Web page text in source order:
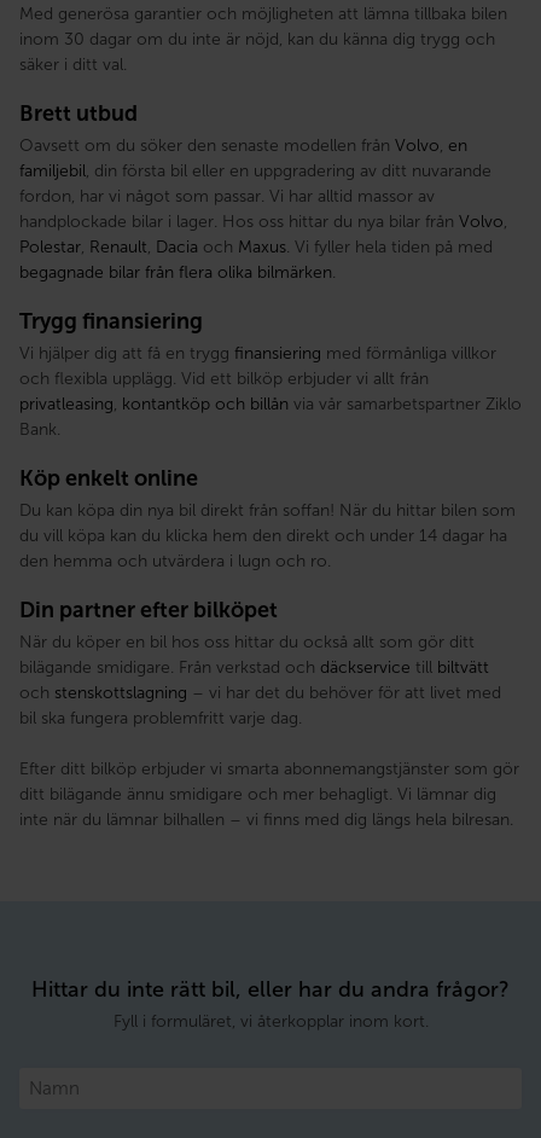
Med generösa garantier och möjligheten att lämna tillbaka bilen
inom 30 dagar om du inte är nöjd, kan du känna dig trygg och
säker i ditt val.
Brett utbud
Oavsett om du söker den senaste modellen från Volvo, en
familjebil, din första bil eller en uppgradering av ditt nuvarande
fordon, har vi något som passar. Vi har alltid massor av
handplockade bilar i lager. Hos oss hittar du nya bilar från Volvo,
Polestar, Renault, Dacia och Maxus. Vi fyller hela tiden på med
begagnade bilar från flera olika bilmärken.
Trygg finansiering
Vi hjälper dig att få en trygg finansiering med förmånliga villkor
och flexibla upplägg. Vid ett bilköp erbjuder vi allt från
privatleasing, kontantköp och billån via vår samarbetspartner Ziklo
Bank.
Köp enkelt online
Du kan köpa din nya bil direkt från soffan! När du hittar bilen som
du vill köpa kan du klicka hem den direkt och under 14 dagar ha
den hemma och utvärdera i lugn och ro.
Din partner efter bilköpet
När du köper en bil hos oss hittar du också allt som gör ditt
bilägande smidigare. Från verkstad och däckservice till biltvätt
och stenskottslagning – vi har det du behöver för att livet med
bil ska fungera problemfritt varje dag.
Efter ditt bilköp erbjuder vi smarta abonnemangstjänster som gör
ditt bilägande ännu smidigare och mer behagligt. Vi lämnar dig
inte när du lämnar bilhallen – vi finns med dig längs hela bilresan.
Hittar du inte rätt bil, eller har du andra frågor?
Fyll i formuläret, vi återkopplar inom kort.
Namn